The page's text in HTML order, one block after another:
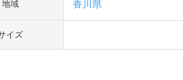
地域 香川県
イズ